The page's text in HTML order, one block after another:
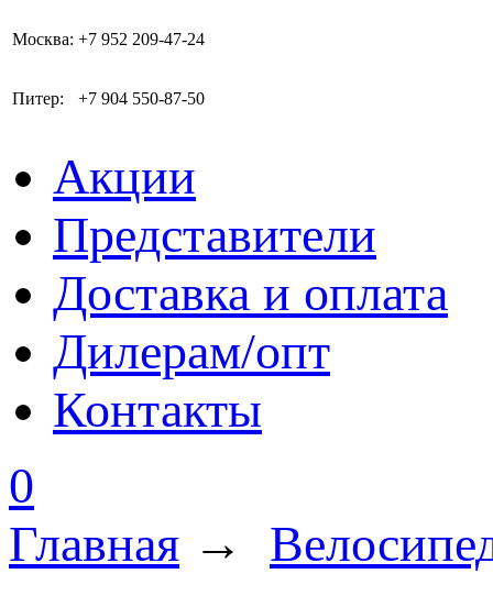
Москва: +7 952 209-47-24
Питер: +7 904 550-87-50
Акции
Представители
Доставка и оплата
Дилерам/опт
Контакты
0
Главная →